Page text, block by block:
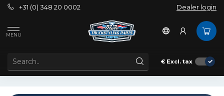
+31 (0) 348 20 0002 Dealer login
MENU
€ Excl. tax
Tags
PRODUCTS TAGGED WITH CABIN STAIRS 3 SERIES